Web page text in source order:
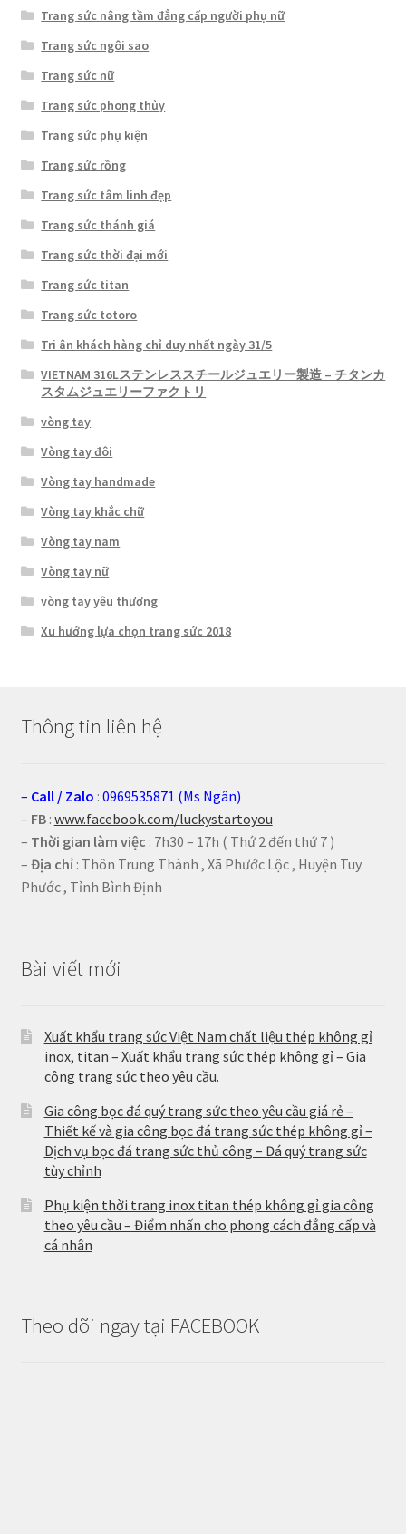
Trang sức nâng tầm đẳng cấp người phụ nữ
Trang sức ngôi sao
Trang sức nữ
Trang sức phong thủy
Trang sức phụ kiện
Trang sức rồng
Trang sức tâm linh đẹp
Trang sức thánh giá
Trang sức thời đại mới
Trang sức titan
Trang sức totoro
Tri ân khách hàng chỉ duy nhất ngày 31/5
VIETNAM 316Lステンレススチールジュエリー製造 – チタンカ
スタムジュエリーファクトリ
vòng tay
Vòng tay đôi
Vòng tay handmade
Vòng tay khắc chữ
Vòng tay nam
Vòng tay nữ
vòng tay yêu thương
Xu hướng lựa chọn trang sức 2018
Thông tin liên hệ
– Call / Zalo : 0969535871 (Ms Ngân)
– FB: www.facebook.com/luckystartoyou
– Thời gian làm việc : 7h30 – 17h ( Thứ 2 đến thứ 7 )
– Địa chỉ: Thôn Trung Thành , Xã Phước Lộc , Huyện Tuy
Phước , Tỉnh Bình Định
Bài viết mới
Xuất khẩu trang sức Việt Nam chất liệu thép không gỉ
inox, titan – Xuất khẩu trang sức thép không gỉ – Gia
công trang sức theo yêu cầu.
Gia công bọc đá quý trang sức theo yêu cầu giá rẻ –
Thiết kế và gia công bọc đá trang sức thép không gỉ –
Dịch vụ bọc đá trang sức thủ công – Đá quý trang sức
tùy chỉnh
Phụ kiện thời trang inox titan thép không gỉ gia công
theo yêu cầu – Điểm nhấn cho phong cách đẳng cấp và
cá nhân
Theo dõi ngay tại FACEBOOK